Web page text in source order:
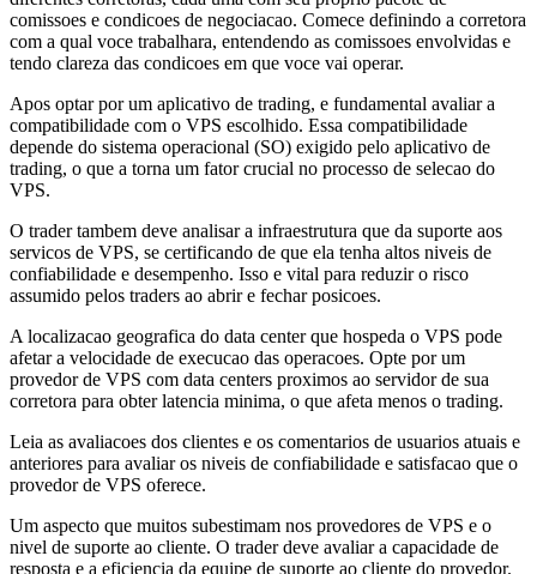
comissoes e condicoes de negociacao. Comece definindo a corretora
com a qual voce trabalhara, entendendo as comissoes envolvidas e
tendo clareza das condicoes em que voce vai operar.
Apos optar por um aplicativo de trading, e fundamental avaliar a
compatibilidade com o VPS escolhido. Essa compatibilidade
depende do sistema operacional (SO) exigido pelo aplicativo de
trading, o que a torna um fator crucial no processo de selecao do
VPS.
O trader tambem deve analisar a infraestrutura que da suporte aos
servicos de VPS, se certificando de que ela tenha altos niveis de
confiabilidade e desempenho. Isso e vital para reduzir o risco
assumido pelos traders ao abrir e fechar posicoes.
A localizacao geografica do data center que hospeda o VPS pode
afetar a velocidade de execucao das operacoes. Opte por um
provedor de VPS com data centers proximos ao servidor de sua
corretora para obter latencia minima, o que afeta menos o trading.
Leia as avaliacoes dos clientes e os comentarios de usuarios atuais e
anteriores para avaliar os niveis de confiabilidade e satisfacao que o
provedor de VPS oferece.
Um aspecto que muitos subestimam nos provedores de VPS e o
nivel de suporte ao cliente. O trader deve avaliar a capacidade de
resposta e a eficiencia da equipe de suporte ao cliente do provedor.